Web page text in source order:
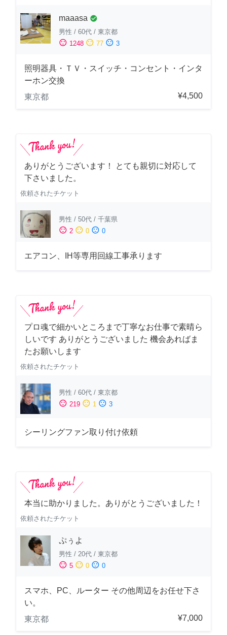
maaasa check_circle
男性 / 60代 / 東京都
sentiment_satisfied 1248 sentiment_neutral 77 sentiment_dissatisfied 3
照明器具・ＴＶ・スイッチ・コンセント・インタ
ーホン交換
東京都
¥4,500
ありがとうございます！ とても親切に対応して
下さいました。
依頼されたチケット
男性 / 50代 / 千葉県
sentiment_satisfied 2 sentiment_neutral 0 sentiment_dissatisfied 0
エアコン、IH等専用回線工事承ります
プロ魂で細かいところまで丁寧なお仕事で素晴ら
しいです ありがとうございました 機会あればま
たお願いします
依頼されたチケット
男性 / 60代 / 東京都
sentiment_satisfied 219 sentiment_neutral 1 sentiment_dissatisfied 3
シーリングファン取り付け依頼
本当に助かりました。ありがとうございました！
依頼されたチケット
ぷぅよ
男性 / 20代 / 東京都
sentiment_satisfied 5 sentiment_neutral 0 sentiment_dissatisfied 0
スマホ、PC、ルーター その他周辺をお任せ下さ
い。
東京都
¥7,000